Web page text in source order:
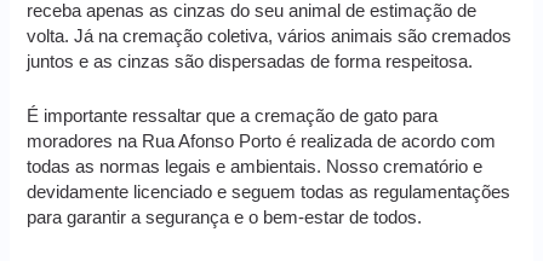
receba apenas as cinzas do seu animal de estimação de
volta. Já na cremação coletiva, vários animais são cremados
juntos e as cinzas são dispersadas de forma respeitosa.
É importante ressaltar que a cremação de gato para
moradores na Rua Afonso Porto é realizada de acordo com
todas as normas legais e ambientais. Nosso crematório e
devidamente licenciado e seguem todas as regulamentações
para garantir a segurança e o bem-estar de todos.